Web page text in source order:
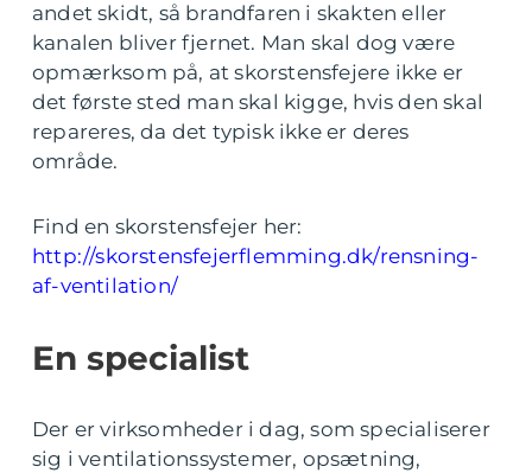
andet skidt, så brandfaren i skakten eller
kanalen bliver fjernet. Man skal dog være
opmærksom på, at skorstensfejere ikke er
det første sted man skal kigge, hvis den skal
repareres, da det typisk ikke er deres
område.
Find en skorstensfejer her:
http://skorstensfejerflemming.dk/rensning-
af-ventilation/
En specialist
Der er virksomheder i dag, som specialiserer
sig i ventilationssystemer, opsætning,